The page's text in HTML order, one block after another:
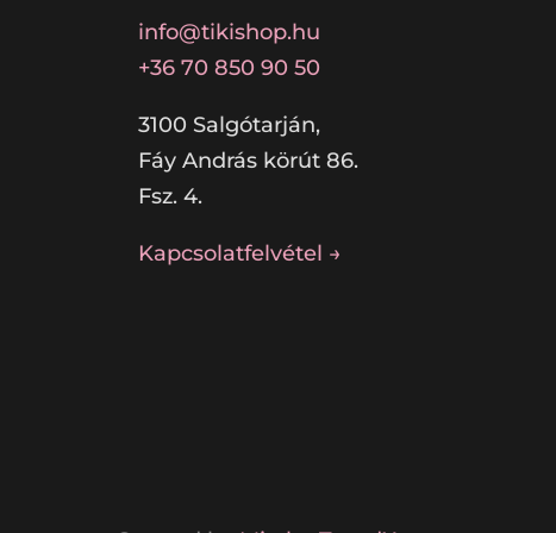
info@tikishop.hu
+36 70 850 90 50
3100 Salgótarján,
Fáy András körút 86.
Fsz. 4.
Kapcsolatfelvétel →